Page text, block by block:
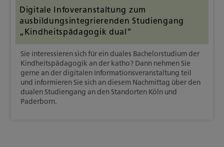
Digitale Infoveranstaltung zum
ausbildungsintegrierenden Studiengang
„Kindheitspädagogik dual“
Sie interessieren sich für ein duales Bachelorstudium der
Kindheitspädagogik an der katho? Dann nehmen Sie
gerne an der digitalen Informationsveranstaltung teil
und informieren Sie sich an diesem Nachmittag über den
dualen Studiengang an den Standorten Köln und
Paderborn.